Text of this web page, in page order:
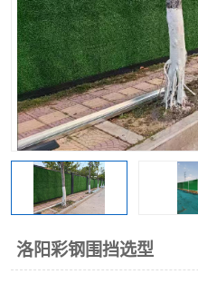
洛阳彩钢围挡选型
生产加工单板复合围挡 市
政围挡